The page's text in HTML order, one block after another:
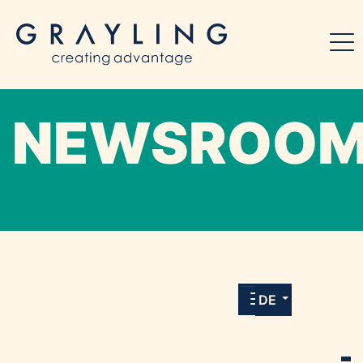
allen Meldungen und Downloads unserer
DE